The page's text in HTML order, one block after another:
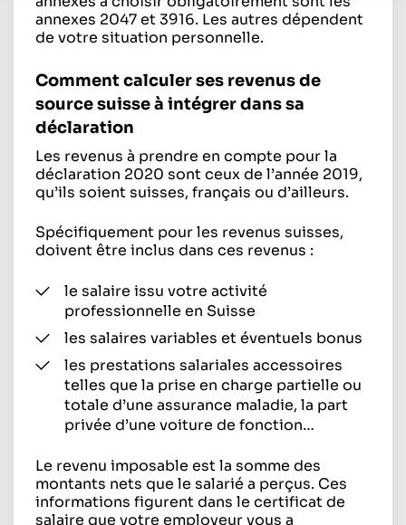
annexes 2047 et 3916. Les autres dépendent
de votre situation personnelle.
Comment calculer ses revenus de
source suisse à intégrer dans sa
déclaration
Les revenus à prendre en compte pour la
déclaration 2020 sont ceux de l’année 2019,
qu’ils soient suisses, français ou d’ailleurs.
Spécifiquement pour les revenus suisses,
doivent être inclus dans ces revenus :
le salaire issu votre activité
professionnelle en Suisse
les salaires variables et éventuels bonus
les prestations salariales accessoires
telles que la prise en charge partielle ou
totale d’une assurance maladie, la part
privée d’une voiture de fonction…
Le revenu imposable est la somme des
montants nets que le salarié a perçus. Ces
informations figurent dans le certificat de
salaire que votre employeur vous a